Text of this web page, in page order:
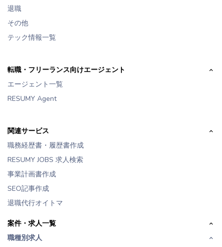
退職
その他
テック情報一覧
転職・フリーランス向けエージェント
エージェント一覧
RESUMY Agent
関連サービス
職務経歴書・履歴書作成
RESUMY JOBS 求人検索
事業計画書作成
SEO記事作成
退職代行オイトマ
案件・求人一覧
職種別求人